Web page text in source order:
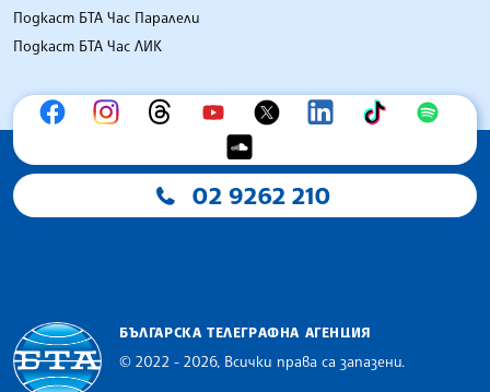
Подкаст БТА Час Паралели
Подкаст БТА Час ЛИК
02 9262 210
БЪЛГАРСКА ТЕЛЕГРАФНА АГЕНЦИЯ
© 2022 - 2026, Всички права са запазени.